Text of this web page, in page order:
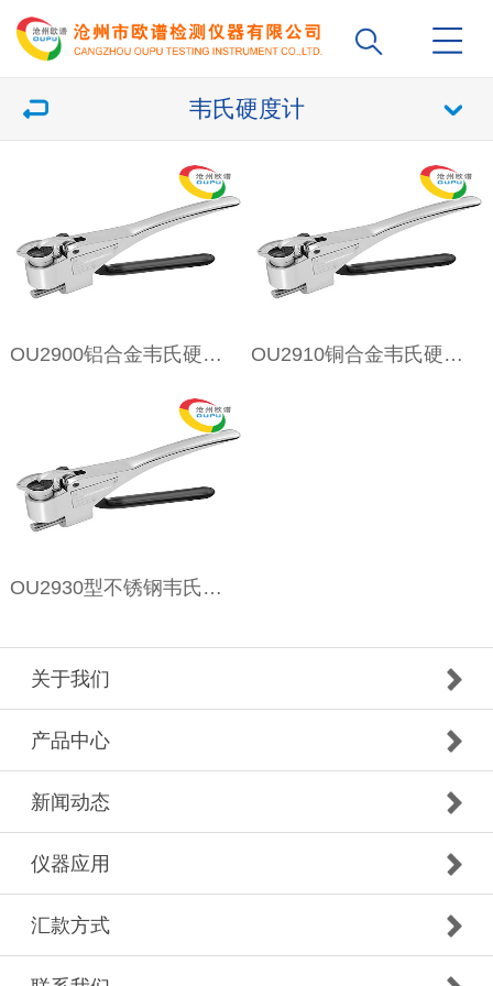
韦氏硬度计
OU2900铝合金韦氏硬度计 OU2910铜合金韦氏硬度计
OU2930型不锈钢韦氏硬度计
关于我们
产品中心
新闻动态
仪器应用
汇款方式